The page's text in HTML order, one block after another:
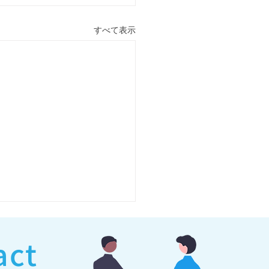
すべて表示